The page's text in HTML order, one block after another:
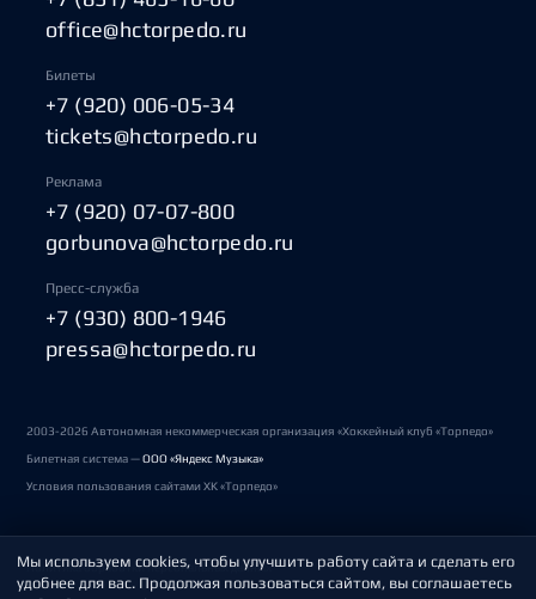
office@hctorpedo.ru
Билеты
+7 (920) 006-05-34
tickets@hctorpedo.ru
Реклама
+7 (920) 07-07-800
gorbunova@hctorpedo.ru
Пресс-служба
+7 (930) 800-1946
pressa@hctorpedo.ru
2003-2026 Автономная некоммерческая организация «Хоккейный клуб «Торпедо»
Билетная система —ООО «Яндекс Музыка»
Условия пользования сайтами ХК «Торпедо»
Политика обработки персональных данных
Мы используем cookies, чтобы улучшить работу сайта и сделать его
удобнее для вас. Продолжая пользоваться сайтом, вы соглашаетесь